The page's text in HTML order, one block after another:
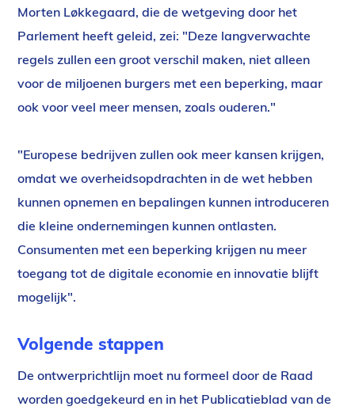
Morten Løkkegaard, die de wetgeving door het
Parlement heeft geleid, zei: "Deze langverwachte
regels zullen een groot verschil maken, niet alleen
voor de miljoenen burgers met een beperking, maar
ook voor veel meer mensen, zoals ouderen."
"Europese bedrijven zullen ook meer kansen krijgen,
omdat we overheidsopdrachten in de wet hebben
kunnen opnemen en bepalingen kunnen introduceren
die kleine ondernemingen kunnen ontlasten.
Consumenten met een beperking krijgen nu meer
toegang tot de digitale economie en innovatie blijft
mogelijk".
Volgende stappen
De ontwerprichtlijn moet nu formeel door de Raad
worden goedgekeurd en in het Publicatieblad van de